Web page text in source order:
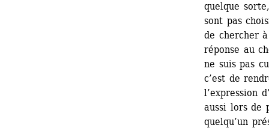
quelque
sont pas
de chercher
réponse au
ne suis pas
c’est de
l’expression
aussi lors de
quelqu’un